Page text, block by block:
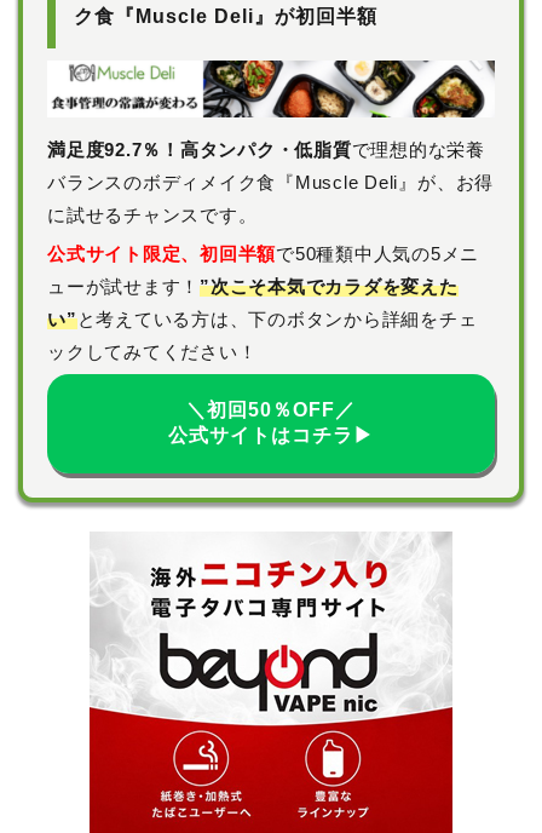
ク食『Muscle Deli』が初回半額
満足度92.7％！高タンパク・低脂質で理想的な栄養
バランスのボディメイク食『Muscle Deli』が、お得
に試せるチャンスです。
公式サイト限定、初回半額で50種類中人気の5メニ
ューが試せます！”次こそ本気でカラダを変えた
い”と考えている方は、下のボタンから詳細をチェ
ックしてみてください！
＼初回50％OFF／
公式サイトはコチラ▶